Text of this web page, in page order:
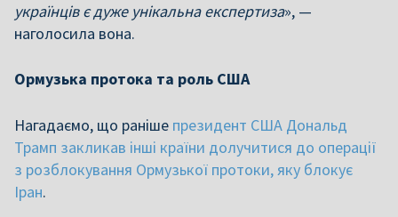
українців є дуже унікальна експертиза», —
наголосила вона.
Ормузька протока та роль США
Нагадаємо, що раніше президент США Дональд
Трамп закликав інші країни долучитися до операції
з розблокування Ормузької протоки, яку блокує
Іран.